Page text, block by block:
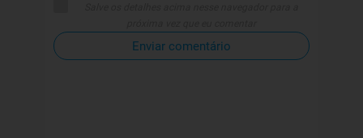
Enviar comentário